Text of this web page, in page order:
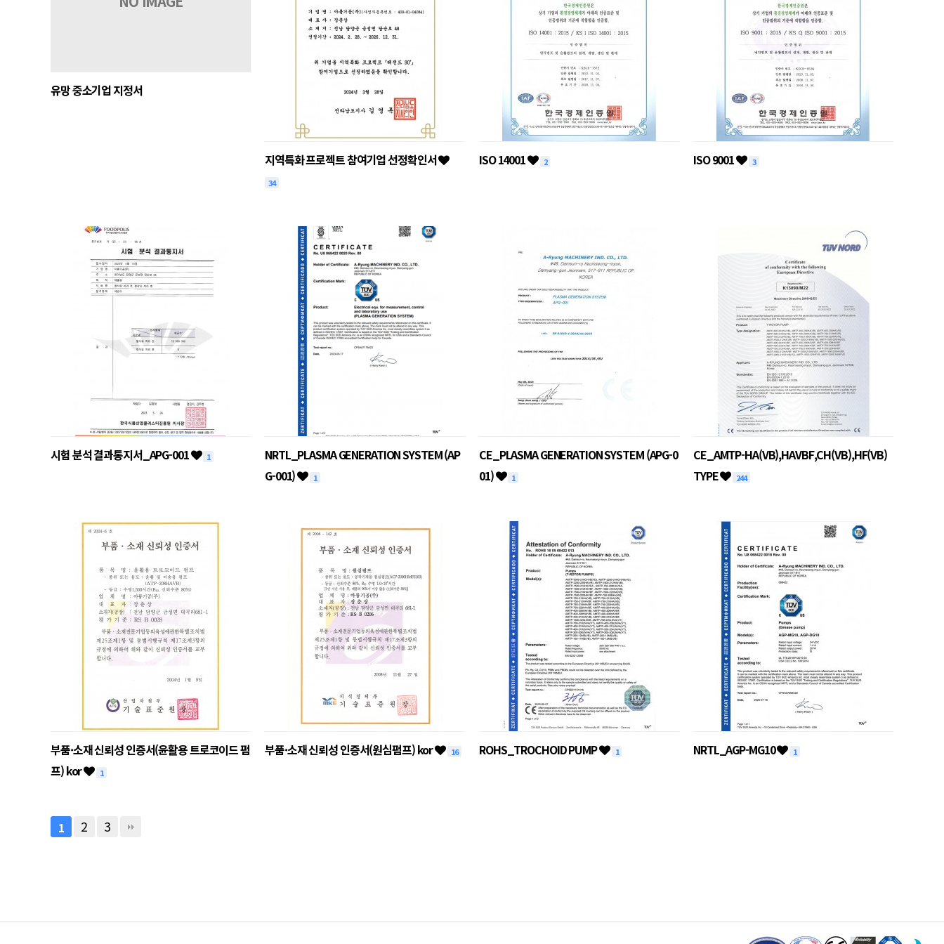
유망 중소기업 지정서
지역특화 프로젝트 참여기업 선정확인서
34
ISO 14001 2 ISO 9001 3
시험 분석 결과통지서_APG-001 1
NRTL_PLASMA GENERATION SYSTEM (AP
G-001)
1
CE_PLASMA GENERATION SYSTEM (APG-0
01)
1
CE_AMTP-HA(VB),HAVBF,CH(VB),HF(VB)
TYPE
244
부품·소재 신뢰성 인증서(윤활용 트로코이드 펌
프) kor
1
부품·소재 신뢰성 인증서(원심펌프) kor 16 ROHS_TROCHOID PUMP 1 NRTL_AGP-MG10 1
1 2 3